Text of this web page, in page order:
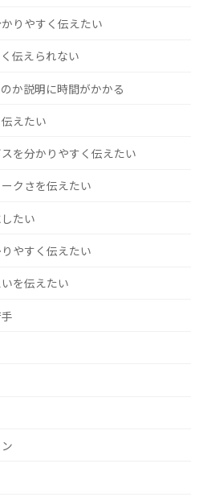
りやすく伝えたい
伝えられない
か説明に時間がかかる
えたい
を分かりやすく伝えたい
クさを伝えたい
たい
やすく伝えたい
を伝えたい